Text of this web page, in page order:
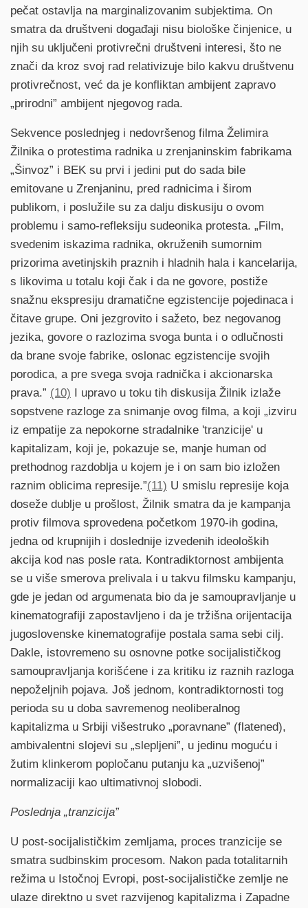
pečat ostavlja na marginalizovanim subjektima. On
smatra da društveni događaji nisu biološke činjenice, u
njih su uključeni protivrečni društveni interesi, što ne
znači da kroz svoj rad relativizuje bilo kakvu društvenu
protivrečnost, već da je konfliktan ambijent zapravo
„prirodni” ambijent njegovog rada.
Sekvence poslednjeg i nedovršenog filma Želimira
Žilnika o protestima radnika u zrenjaninskim fabrikama
„Šinvoz” i BEK su prvi i jedini put do sada bile
emitovane u Zrenjaninu, pred radnicima i širom
publikom, i poslužile su za dalju diskusiju o ovom
problemu i samo-refleksiju sudeonika protesta. „Film,
svedenim iskazima radnika, okruženih sumornim
prizorima avetinjskih praznih i hladnih hala i kancelarija,
s likovima u totalu koji čak i da ne govore, postiže
snažnu ekspresiju dramatične egzistencije pojedinaca i
čitave grupe. Oni jezgrovito i sažeto, bez negovanog
jezika, govore o razlozima svoga bunta i o odlučnosti
da brane svoje fabrike, oslonac egzistencije svojih
porodica, a pre svega svoja radnička i akcionarska
prava.” (10) I upravo u toku tih diskusija Žilnik izlaže
sopstvene razloge za snimanje ovog filma, a koji „izviru
iz empatije za nepokorne stradalnike 'tranzicije' u
kapitalizam, koji je, pokazuje se, manje human od
prethodnog razdoblja u kojem je i on sam bio izložen
raznim oblicima represije.”(11) U smislu represije koja
doseže dublje u prošlost, Žilnik smatra da je kampanja
protiv filmova sprovedena početkom 1970-ih godina,
jedna od krupnijih i doslednije izvedenih ideoloških
akcija kod nas posle rata. Kontradiktornost ambijenta
se u više smerova prelivala i u takvu filmsku kampanju,
gde je jedan od argumenata bio da je samoupravljanje u
kinematografiji zapostavljeno i da je tržišna orijentacija
jugoslovenske kinematografije postala sama sebi cilj.
Dakle, istovremeno su osnovne potke socijalističkog
samoupravljanja korišćene i za kritiku iz raznih razloga
nepoželjnih pojava. Još jednom, kontradiktornosti tog
perioda su u doba savremenog neoliberalnog
kapitalizma u Srbiji višestruko „poravnane” (flatened),
ambivalentni slojevi su „slepljeni”, u jedinu moguću i
žutim klinkerom popločanu putanju ka „uzvišenoj”
normalizaciji kao ultimativnoj slobodi.
Poslednja „tranzicija”
U post-socijalističkim zemljama, proces tranzicije se
smatra sudbinskim procesom. Nakon pada totalitarnih
režima u Istočnoj Evropi, post-socijalističke zemlje ne
ulaze direktno u svet razvijenog kapitalizma i Zapadne